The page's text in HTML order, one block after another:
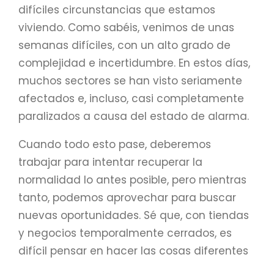
difíciles circunstancias que estamos
viviendo. Como sabéis, venimos de unas
semanas difíciles, con un alto grado de
complejidad e incertidumbre. En estos días,
muchos sectores se han visto seriamente
afectados e, incluso, casi completamente
paralizados a causa del estado de alarma.
Cuando todo esto pase, deberemos
trabajar para intentar recuperar la
normalidad lo antes posible, pero mientras
tanto, podemos aprovechar para buscar
nuevas oportunidades. Sé que, con tiendas
y negocios temporalmente cerrados, es
difícil pensar en hacer las cosas diferentes